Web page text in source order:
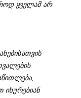
ყველამ არ
იხურებიან